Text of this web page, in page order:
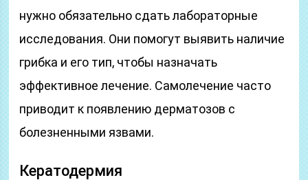
нужно обязательно сдать лабораторные
исследования. Они помогут выявить наличие
грибка и его тип, чтобы назначать
эффективное лечение. Самолечение часто
приводит к появлению дерматозов с
болезненными язвами.
Кератодермия